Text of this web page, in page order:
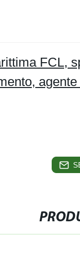
FCL,
agente